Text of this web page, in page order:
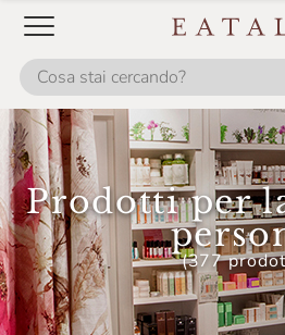
Prodotti per
(377